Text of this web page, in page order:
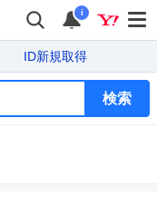
i
ID新規取得
検索